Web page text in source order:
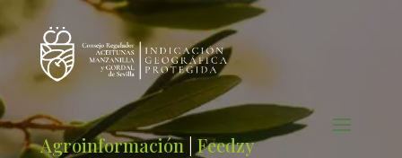
Agroinformación Feedzy